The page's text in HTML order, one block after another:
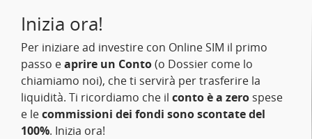
Inizia ora!
Per iniziare ad investire con Online SIM il primo
passo eaprire un Conto(o Dossier come lo
chiamiamo noi), che ti servirà per trasferire la
liquidità. Ti ricordiamo che il conto è a zero spese
e lecommissioni dei fondi sono scontate del
100%. Inizia ora!